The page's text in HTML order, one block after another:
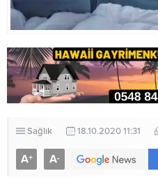
Sağlık 18.10.2020 11:31
A+ A-